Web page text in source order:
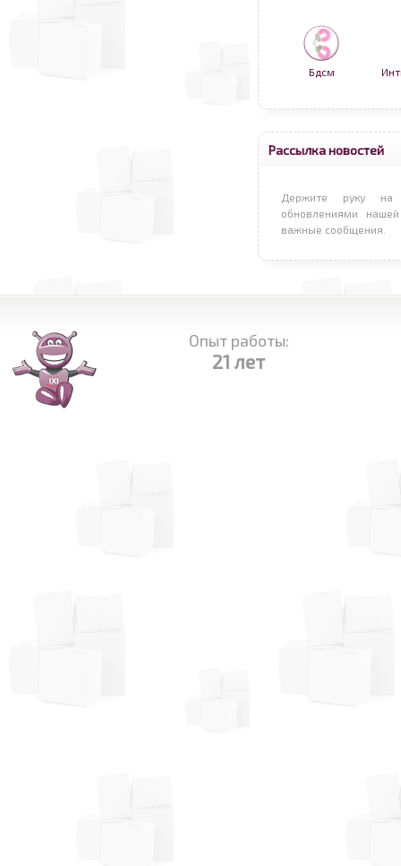
Бдсм
Рассылка новостей
Держите руку на
обновлениями
важные сообщения.
Опыт работы:
21 лет